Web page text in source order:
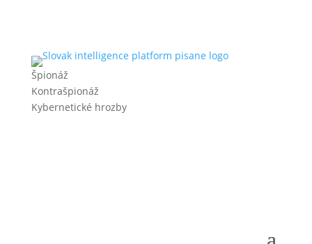
Špionáž
Kontrašpionáž
Kybernetické hrozby